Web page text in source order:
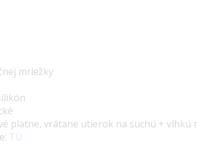
mriežky
platne, vrátane utierok na suchú + vlhkú
TU